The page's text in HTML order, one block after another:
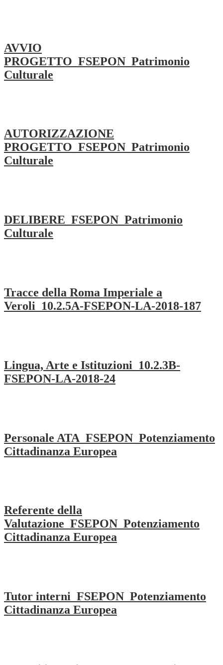
AVVIO
PROGETTO_FSEPON_Patrimonio
Culturale
AUTORIZZAZIONE
PROGETTO_FSEPON_Patrimonio
Culturale
DELIBERE_FSEPON_Patrimonio
Culturale
Tracce della Roma Imperiale a
Veroli_10.2.5A-FSEPON-LA-2018-187
Lingua, Arte e Istituzioni_10.2.3B-
FSEPON-LA-2018-24
Personale ATA_FSEPON_Potenziamento
Cittadinanza Europea
Referente della
Valutazione_FSEPON_Potenziamento
Cittadinanza Europea
Tutor interni_FSEPON_Potenziamento
Cittadinanza Europea